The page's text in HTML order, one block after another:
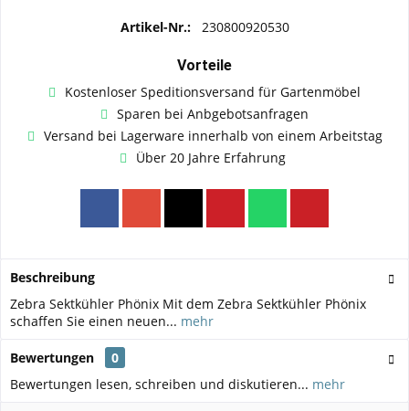
Artikel-Nr.: 230800920530
Vorteile
Kostenloser Speditionsversand für Gartenmöbel
Sparen bei Anbgebotsanfragen
Versand bei Lagerware innerhalb von einem Arbeitstag
Über 20 Jahre Erfahrung
Beschreibung
Zebra Sektkühler Phönix Mit dem Zebra Sektkühler Phönix
schaffen Sie einen neuen... mehr
Bewertungen
0
Bewertungen lesen, schreiben und diskutieren... mehr